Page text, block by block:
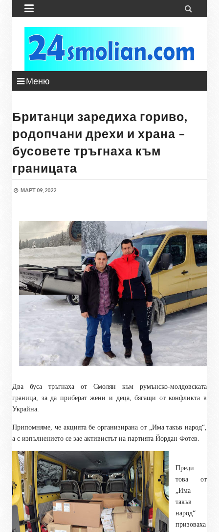
 
Меню
Британци заредиха гориво,
родопчани дрехи и храна –
бусовете тръгнаха към
границата
МАРТ 09, 2022
Два буса тръгнаха от Смолян към румънско-молдовската
граница, за да приберат жени и деца, бягащи от конфликта в
Украйна.
Припомняме, че акцията бе организирана от „Има такъв народ“,
а с изпълнението се зае активистът на партията Йордан Фотев.
Преди
това от
„Има
такъв
народ“
призоваха